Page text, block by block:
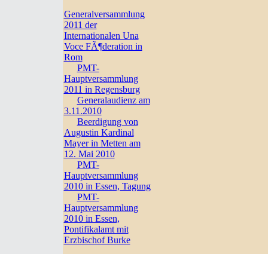
Generalversammlung
2011 der
Internationalen Una
Voce FÃ¶deration in
Rom
PMT-
Hauptversammlung
2011 in Regensburg
Generalaudienz am
3.11.2010
Beerdigung von
Augustin Kardinal
Mayer in Metten am
12. Mai 2010
PMT-
Hauptversammlung
2010 in Essen, Tagung
PMT-
Hauptversammlung
2010 in Essen,
Pontifikalamt mit
Erzbischof Burke